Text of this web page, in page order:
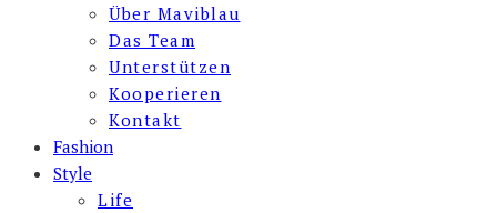
Über Maviblau
Das Team
Unterstützen
Kooperieren
Kontakt
Fashion
Style
Life